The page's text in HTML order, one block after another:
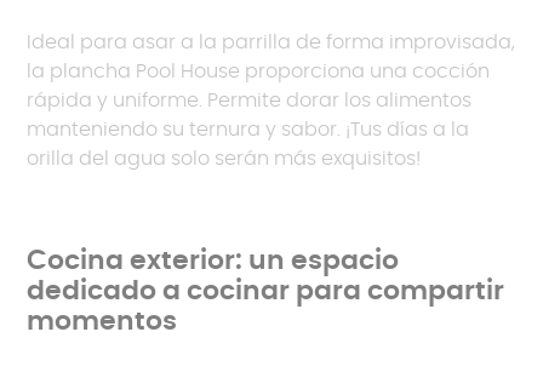
Ideal para asar a la parrilla de forma improvisada,
la plancha Pool House proporciona una cocción
rápida y uniforme. Permite dorar los alimentos
manteniendo su ternura y sabor. ¡Tus días a la
orilla del agua solo serán más exquisitos!
Cocina exterior: un espacio
dedicado a cocinar para compartir
momentos